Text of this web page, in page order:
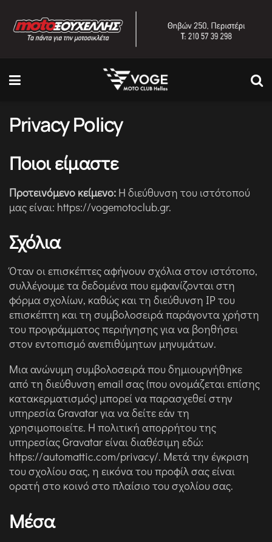
Privacy Policy
Ποιοι είμαστε
Προτεινόμενο κείμενο: Η διεύθυνση του ιστότοπού
μας είναι: https://vogemotoclub.gr.
Σχόλια
Όταν οι επισκέπτες αφήνουν σχόλια στον ιστότοπο,
συλλέγουμε τα δεδομένα που εμφανίζονται στη
φόρμα σχολίων, καθώς και τη διεύθυνση IP του
επισκέπτη και τη συμβολοσειρά παράγοντα χρήστη
του προγράμματος περιήγησης για να βοηθήσει
στον εντοπισμό ανεπιθύμητων μηνυμάτων.
Μια ανώνυμη συμβολοσειρά που δημιουργήθηκε
από τη διεύθυνση email σας (που ονομάζεται επίσης
κατακερματισμός) μπορεί να παρασχεθεί στην
υπηρεσία Gravatar για να δείτε εάν τη
χρησιμοποιείτε. Η πολιτική απορρήτου της
υπηρεσίας Gravatar είναι διαθέσιμη εδώ:
https://automattic.com/privacy/. Μετά την έγκριση
του σχολίου σας, η εικόνα του προφίλ σας είναι
ορατή στο κοινό στο πλαίσιο του σχολίου σας.
Μέσα